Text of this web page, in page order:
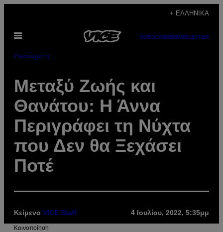
περιεχόμενο
+ ΕΛΛΗΝΙΚΆ
Ανοίξτε
SUBSCRIBENEWSLETTER
Δικαιώματα
Μεταξύ Ζωής και
Θανάτου: Η Άννα
Περιγράφει τη Νύχτα
που Δεν θα Ξεχάσει
Ποτέ
Κείμενο VICE Staff 4 Ιουλίου, 2022, 5:35μμ
Kοινοποίηση